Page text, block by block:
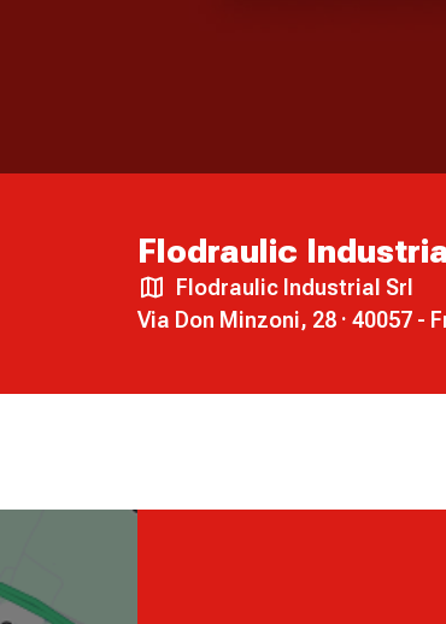
Flodraulic
Flodraulic Industrial Srl
Via Don Minzoni, 28 · 40057